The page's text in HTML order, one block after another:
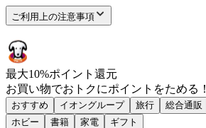
ご利用上の注意事項
最大10%ポイント還元
お買い物でおトクにポイント をためる！
おすすめ イオングループ 旅行 総合通販
ホビー
書籍 家電 ギフト